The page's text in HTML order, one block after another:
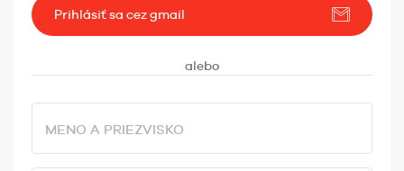
Prihlásiť sa cez gmail
MENO A PRIEZVISKO